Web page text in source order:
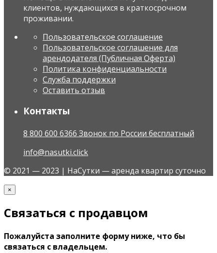
клиентов, нуждающихся в краткосрочном
проживании.
Пользовательское соглашение
Пользовательское соглашение для
арендодателя (Публичная Оферта)
Политика конфиденциальности
Служба поддержки
Оставить отзыв
Контакты
8 800 600 6366 Звонок по России бесплатный
info@nasutki.click
© 2021 — 2023 | НаСутки — аренда квартир суточно
×
Связаться с продавцом
Пожалуйста заполните форму ниже, что бы
связаться с владельцем.